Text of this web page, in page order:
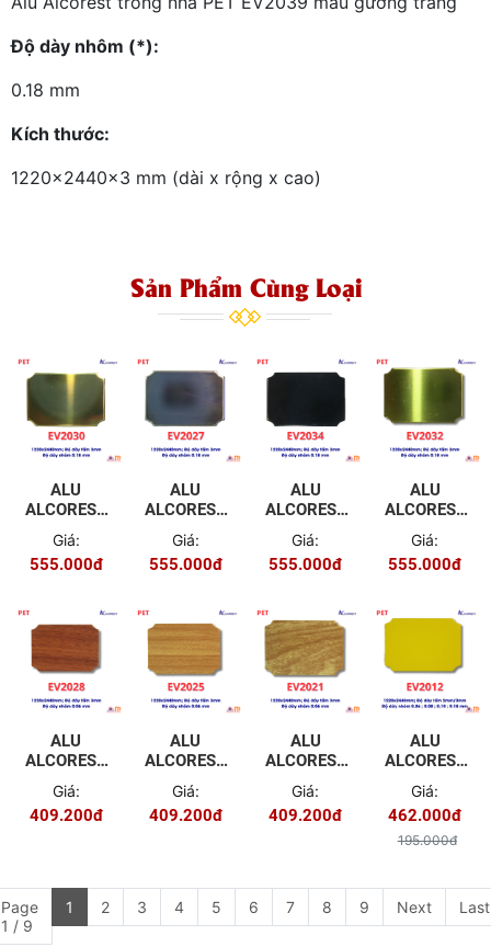
Độ dày nhôm (*):
0.18 mm
Kích thước:
1220x2440x3 mm (dài x rộng x cao)
Sản Phẩm Cùng Loại
ALU
ALCOREST
TRONG
NHÀ PET
EV2030
VÀNG
Giá:
555.000đ
ALU
ALCOREST
TRONG
NHÀ PET
EV2029
ĐEN
Giá:
555.000đ
ALU
ALCOREST
TRONG
NHÀ PET
EV2034
ĐEN
Giá:
555.000đ
ALU
ALCOREST
TRONG
NHÀ PET
EV2032
Giá:
555.000đ
ALU
ALCOREST
TRONG
NHÀ PET
EV2028
Giá:
409.200đ
ALU
ALCOREST
TRONG
NHÀ PET
EV2025
Giá:
409.200đ
ALU
ALCOREST
TRONG
NHÀ PET
EV2021
Giá:
409.200đ
ALU
ALCOREST
TRONG
NHÀ PET
EV2012
MÀU VÀNG
Giá:
462.000đ
195.000đ
Page
1 / 9
1 2 3 4 5 6 7 8 9 Next Last